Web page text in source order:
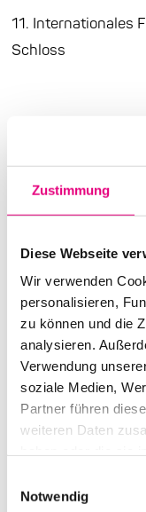
Zustimmung
Diese Webseite
Wir verwenden
personalisieren,
zu können und die
analysieren.
Verwendung
soziale Medien,
Partner führen
weiteren Daten
Notwendig
11. Internationales
Schloss
Einlass:23.
Ende:24.
András Keller : v
János Pilz : v
Zoltán Gál : va
Judit Szabó : vc
VVK Preis:20€
Abendkasse:
Nationalität: